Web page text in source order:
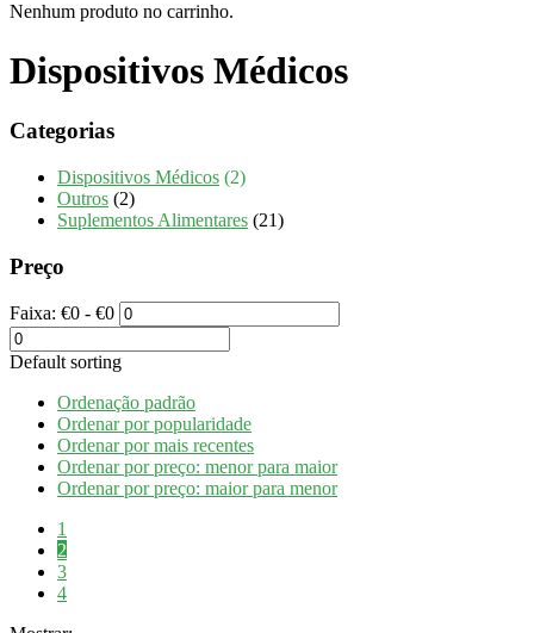
Nenhum produto no carrinho.
Dispositivos Médicos
Categorias
Dispositivos Médicos (2)
Outros (2)
Suplementos Alimentares (21)
Preço
Faixa: €0 - €0
Default sorting
Ordenação padrão
Ordenar por popularidade
Ordenar por mais recentes
Ordenar por preço: menor para maior
Ordenar por preço: maior para menor
1
2
3
4